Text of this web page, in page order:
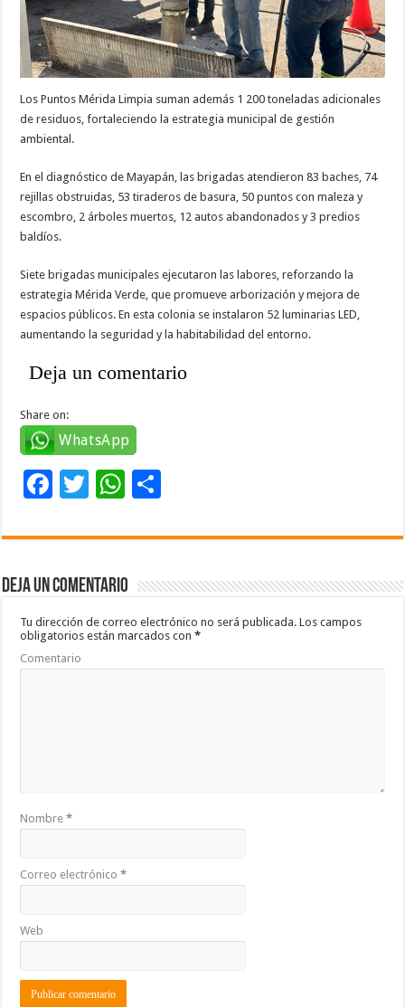
Los Puntos Mérida Limpia suman además 1 200 toneladas adicionales
de residuos, fortaleciendo la estrategia municipal de gestión
ambiental.
En el diagnóstico de Mayapán, las brigadas atendieron 83 baches, 74
rejillas obstruidas, 53 tiraderos de basura, 50 puntos con maleza y
escombro, 2 árboles muertos, 12 autos abandonados y 3 predios
baldíos.
Siete brigadas municipales ejecutaron las labores, reforzando la
estrategia Mérida Verde, que promueve arborización y mejora de
espacios públicos. En esta colonia se instalaron 52 luminarias LED,
aumentando la seguridad y la habitabilidad del entorno.
Deja un comentario
Share on:
WhatsApp
F
e
b
o
o
k
T
tt
er
W
at
sA
p
p
m
ar
ti
Deja un comentario
Tu dirección de correo electrónico no será publicada. Los campos
obligatorios están marcados con*
Comentario
Nombre*
Correo electrónico*
Web